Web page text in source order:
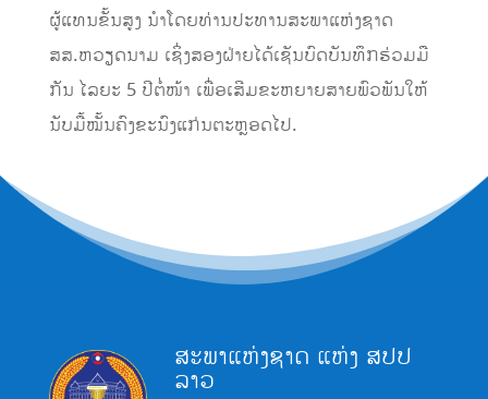
ຜູ້ແທນຂັ້ນສູງ ນໍາໂດຍທ່ານປະທານສະພາແຫ່ງຊາດ
ສສ.ຫວຽດນາມ ເຊິ່ງສອງຝ່າຍໄດ້ເຊັນບົດບັນທຶກຮ່ວມມື
ກັນ ໄລຍະ 5 ປີຕໍ່ໜ້າ ເພື່ອເສີມຂະຫຍາຍສາຍພົວພັນໃຫ້
ນັບມື້ໝັ້ນຄົງຂະນົງແກ່ນຕະຫຼອດໄປ.
ສະພາແຫ່ງຊາດ ແຫ່ງ ສປປ
ລາວ